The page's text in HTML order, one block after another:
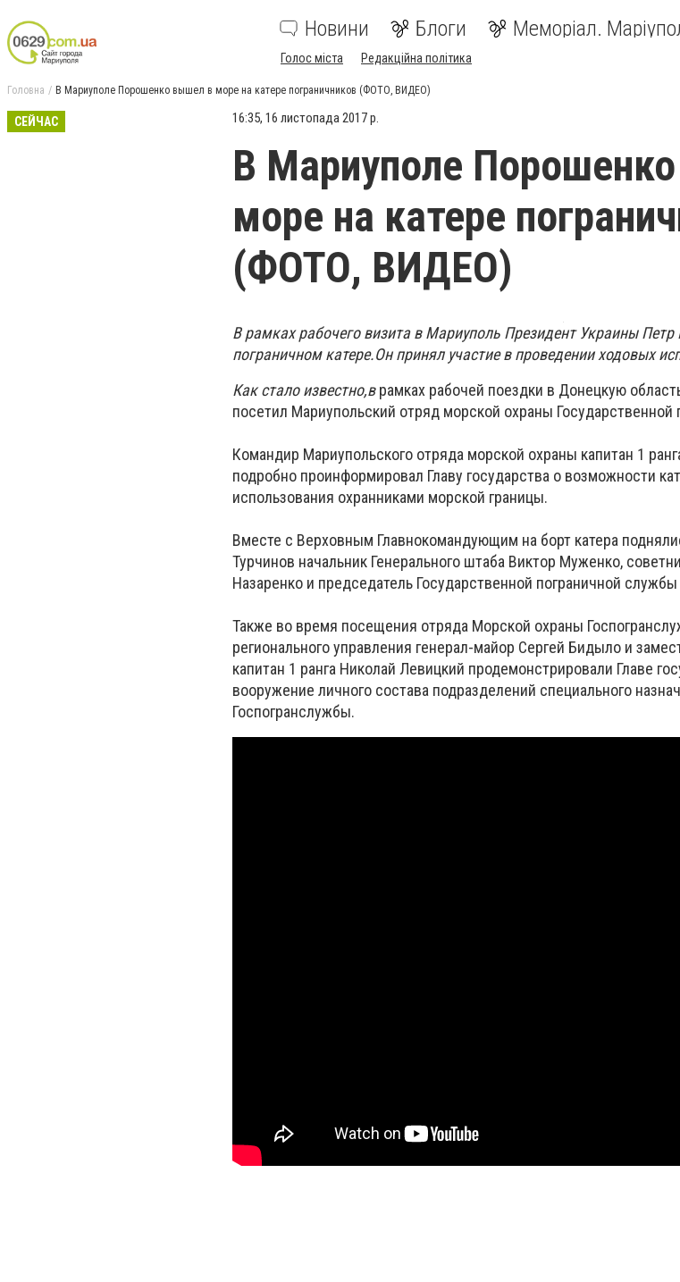
Новини Блоги Меморіал.
Голос міста Редакційна політика
Головна В Мариуполе Порошенко вышел в море на катере пограничников (ФОТО, ВИДЕО)
СЕЙЧАС 16:35, 16 листопада 2017 р.
В Мариуполе
море на катере
(ФОТО, ВИДЕО)
В рамках рабочего визита в Мариуполь Президент Украины
пограничном катере.Он принял участие в проведении ходовых
Как стало известно,врамках рабочей поездки в Донецкую
посетил Мариупольский отряд морской охраны
Командир Мариупольского отряда морской охраны капитан 1
подробно проинформировал Главу государства о возможности
использования охранниками морской границы.
Вместе с Верховным Главнокомандующим на борт катера
Турчинов начальник Генерального штаба Виктор Муженко,
Назаренко и председатель Государственной пограничной
Также во время посещения отряда Морской охраны
регионального управления генерал-майор Сергей Бидыло и
капитан 1 ранга Николай Левицкий продемонстрировали Главе
вооружение личного состава подразделений специального
Госпогранслужбы.